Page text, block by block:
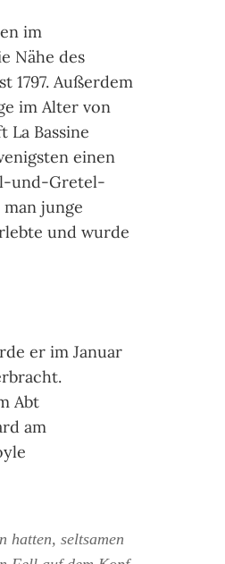
im
Nähe des
1797. Außerdem
im Alter von
Bassine
einen
und-Gre­tel-
junge
und wurde
er im Januar
Abt
am
hatten, seltsamen